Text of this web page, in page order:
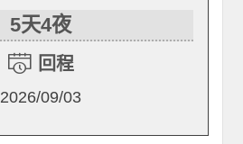
5天4夜
回程
2026/09/03